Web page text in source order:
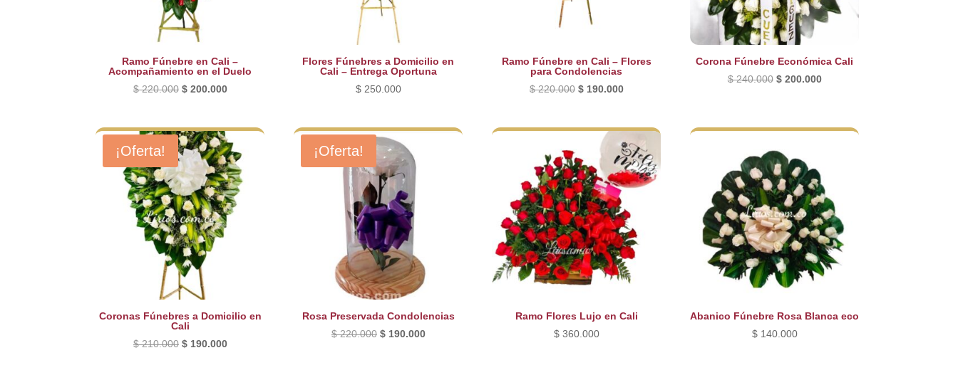
Ramo Fúnebre en Cali –
Acompañamiento en el Duelo
$220.000 El
era:
$ 220.000.
$200.000El
es:
$ 200.000.
Flores Fúnebres a Domicilio en
Cali – Entrega Oportuna
$250.000
Ramo Fúnebre en Cali – Flores
para Condolencias
$220.000 El
$ 220.000.
$190.000El
$ 190.000.
Corona Fúnebre Económica Cali
$240.000 El
era:
$200.000El
es:
¡Oferta!
Coronas Fúnebres a Domicilio en
Cali
$210.000 El
$190.000El
¡Oferta!
Rosa Preservada Condolencias
$220.000 El
$190.000El
Ramo Flores Lujo en Cali
$360.000
Abanico Fúnebre Rosa Blanca eco
$140.000